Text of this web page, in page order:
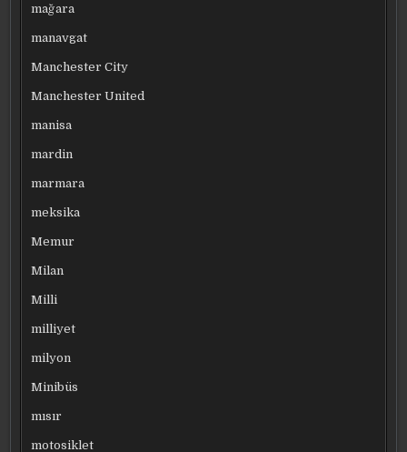
mağara
manavgat
Manchester City
Manchester United
manisa
mardin
marmara
meksika
Memur
Milan
Milli
milliyet
milyon
Minibüs
mısır
motosiklet